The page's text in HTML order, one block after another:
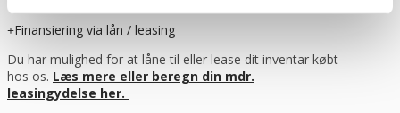
Finansiering via lån / leasing
Du har mulighed for at låne til eller lease dit inventar købt
hos os. Læs mere eller beregn din mdr.
leasingydelse her.